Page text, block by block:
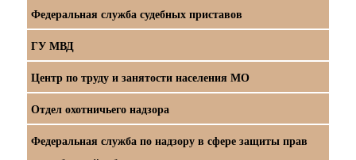
Федеральная служба судебных приставов
ГУ МВД
Центр по труду и занятости населения МО
Отдел охотничьего надзора
Федеральная служба по надзору в сфере защиты прав